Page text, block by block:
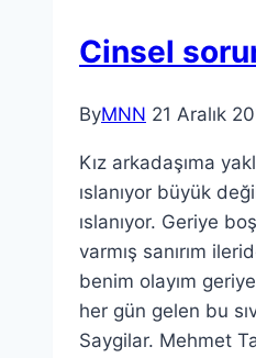
Cinsel
ByMNN 21 Aralık
Kız arkadaşıma
ıslanıyor büyük
ıslanıyor. Geriye
varmış sanırım
benim olayım
her gün gelen bu
Saygilar. Mehmet